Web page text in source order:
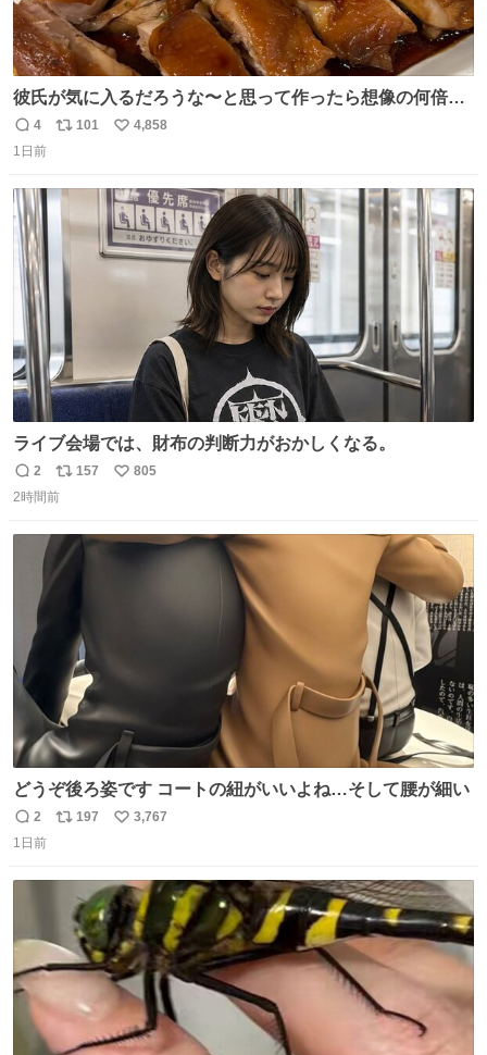
彼氏が気に入るだろうな〜と思って作ったら想像の何倍も
美味しい美味しい言ってくれて嬉しい
返
信
4
リ
ト
101
い
数
4,858
1日前
ライブ会場では、財布の判断力がおかしくなる。
返
信
2
リ
ポ
ト
数
157
い
805
2時間前
どうぞ後ろ姿です コートの紐がいいよね…そして腰が細い
返
信
2
リ
197
い
数
3,767
1日前